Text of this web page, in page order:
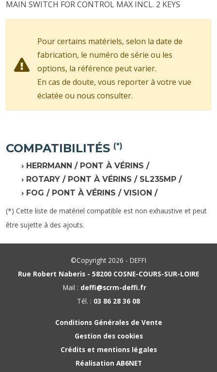
MAIN SWITCH FOR CONTROL MAX INCL. 2 KEYS
Pour certains matériels, selon la date de
fabrication, le numéro de série ou les
options, la référence peut varier.
En cas de doute, vous reporter à votre vue
éclatée ou nous consulter.
COMPATIBILITÉS (*)
HERRMANN / PONT À VÉRINS /
ROTARY / PONT À VÉRINS / SL235MP /
FOG / PONT À VÉRINS / VISION /
(*) Cette liste de matériel compatible est non exhaustive et peut
être sujette à des ajouts.
©Copyright 2026 - DEFFI
Rue Robert Naberis - 58200 COSNE-COURS-SUR-LOIRE
Mail : deffi@scrm-deffi.fr
Tél. : 03 86 28 36 08
Conditions Générales de Vente
Gestion des cookies
Crédits et mentions légales
Réalisation AB6NET